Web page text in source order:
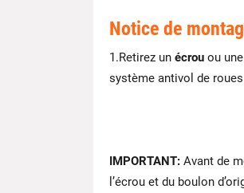
Notice de
1.Retirez un écrou ou une
système antivol de
IMPORTANT: Avant de
l’écrou et du boulon